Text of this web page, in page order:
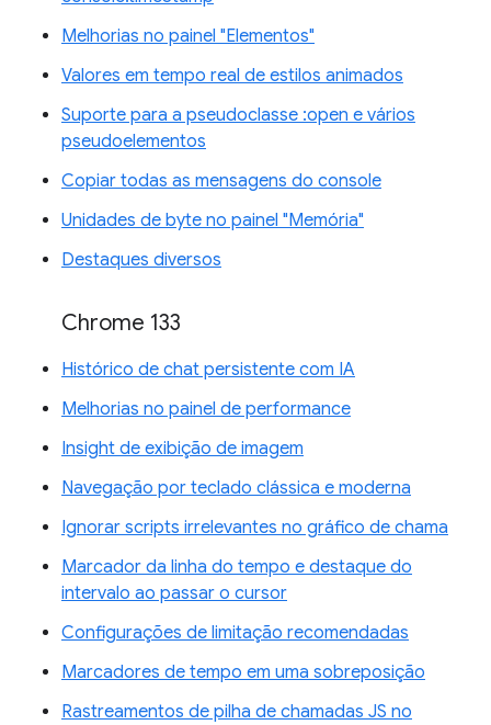
Melhorias no painel "Elementos"
Valores em tempo real de estilos animados
Suporte para a pseudoclasse :open e vários
pseudoelementos
Copiar todas as mensagens do console
Unidades de byte no painel "Memória"
Destaques diversos
Chrome 133
Histórico de chat persistente com IA
Melhorias no painel de performance
Insight de exibição de imagem
Navegação por teclado clássica e moderna
Ignorar scripts irrelevantes no gráfico de chama
Marcador da linha do tempo e destaque do
intervalo ao passar o cursor
Configurações de limitação recomendadas
Marcadores de tempo em uma sobreposição
Rastreamentos de pilha de chamadas JS no